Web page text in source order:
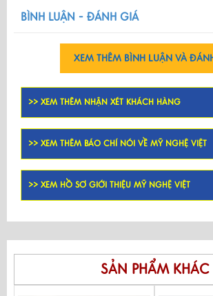
BÌNH LUẬN - ĐÁNH GIÁ
XEM THÊM BÌNH LUẬN VÀ
>> XEM THÊM NHẬN XÉT KHÁCH HÀNG
>> XEM THÊM BÁO CHÍ NÓI VỀ MỸ NGHỆ VIỆT
>> XEM HỒ SƠ GIỚI THIỆU MỸ NGHỆ VIỆT
SẢN PHẨM KHÁC